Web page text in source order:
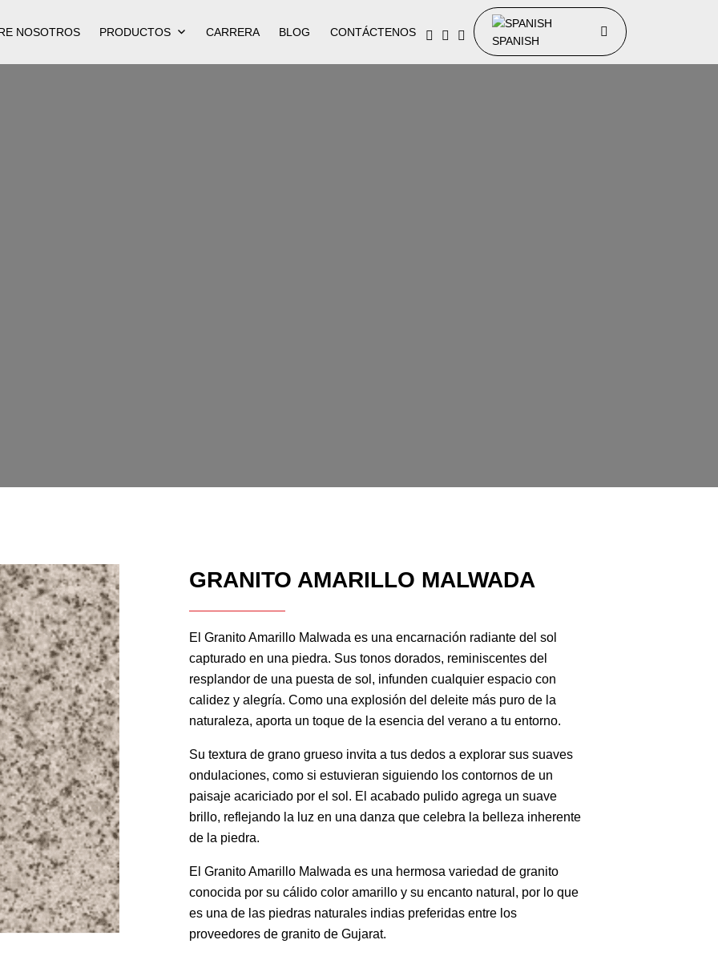
NOSOTROS PRODUCTOS CARRERA BLOG CONTÁCTENOS
SPANISH
GRANITO AMARILLO MALWADA
El Granito Amarillo Malwada es una encarnación radiante del sol
capturado en una piedra. Sus tonos dorados, reminiscentes del
resplandor de una puesta de sol, infunden cualquier espacio con
calidez y alegría. Como una explosión del deleite más puro de la
naturaleza, aporta un toque de la esencia del verano a tu entorno.
Su textura de grano grueso invita a tus dedos a explorar sus suaves
ondulaciones, como si estuvieran siguiendo los contornos de un
paisaje acariciado por el sol. El acabado pulido agrega un suave
brillo, reflejando la luz en una danza que celebra la belleza inherente
de la piedra.
El Granito Amarillo Malwada es una hermosa variedad de granito
conocida por su cálido color amarillo y su encanto natural, por lo que
es una de las piedras naturales indias preferidas entre los
proveedores de granito de Gujarat.